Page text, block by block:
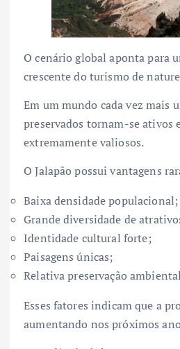
O cenário global aponta para
crescente do turismo de
Em um mundo cada vez mais
preservados tornam-se ativos
extremamente valiosos.
O Jalapão possui vantagens
Baixa densidade populacional;
Grande diversidade de
Identidade cultural forte;
Paisagens únicas;
Relativa preservação
Esses fatores indicam que a
aumentando nos próximos